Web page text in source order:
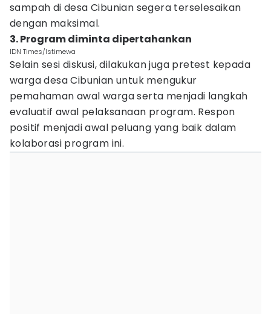
sampah di desa Cibunian segera terselesaikan
dengan maksimal.
3. Program diminta dipertahankan
IDN Times/Istimewa
Selain sesi diskusi, dilakukan juga pretest kepada
warga desa Cibunian untuk mengukur
pemahaman awal warga serta menjadi langkah
evaluatif awal pelaksanaan program. Respon
positif menjadi awal peluang yang baik dalam
kolaborasi program ini.